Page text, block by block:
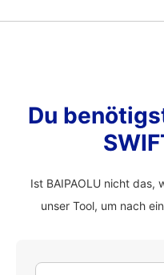
Du
Ist BAIPAOLU nicht das,
unser Tool, um nach